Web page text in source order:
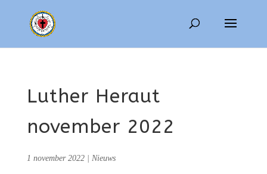
Luther Heraut
november 2022
1 november 2022| Nieuws